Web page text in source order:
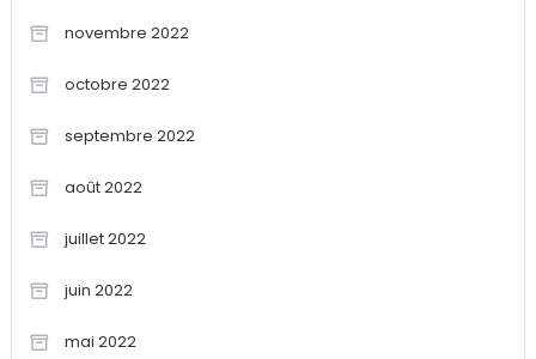
novembre 2022
octobre 2022
septembre 2022
août 2022
juillet 2022
juin 2022
mai 2022